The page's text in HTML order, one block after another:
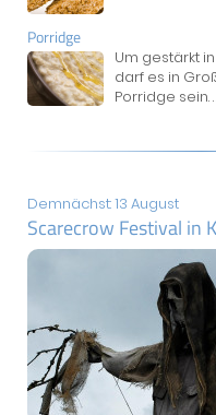
Porridge
Um gestärkt
darf es in
Porridge sein.
Demnächst: 13 August
Scarecrow Festival in